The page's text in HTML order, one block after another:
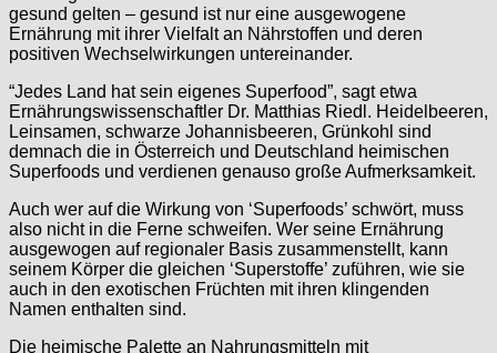
gesund gelten – gesund ist nur eine ausgewogene
Ernährung mit ihrer Vielfalt an Nährstoffen und deren
positiven Wechselwirkungen untereinander.
“Jedes Land hat sein eigenes Superfood”, sagt etwa
Ernährungswissenschaftler Dr. Matthias Riedl. Heidelbeeren,
Leinsamen, schwarze Johannisbeeren, Grünkohl sind
demnach die in Österreich und Deutschland heimischen
Superfoods und verdienen genauso große Aufmerksamkeit.
Auch wer auf die Wirkung von ‘Superfoods’ schwört, muss
also nicht in die Ferne schweifen. Wer seine Ernährung
ausgewogen auf regionaler Basis zusammenstellt, kann
seinem Körper die gleichen ‘Superstoffe’ zuführen, wie sie
auch in den exotischen Früchten mit ihren klingenden
Namen enthalten sind.
Die heimische Palette an Nahrungsmitteln mit